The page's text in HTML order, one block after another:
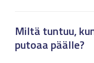
Miltä tuntuu,
putoaa päälle?